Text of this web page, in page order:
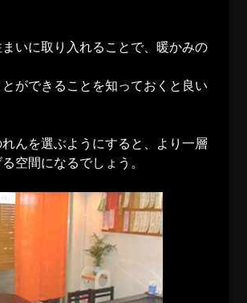
いに取り入れることで、暖かみの
ができることを知っておくと良い
んを選ぶようにすると、より一層
空間になるでしょう。